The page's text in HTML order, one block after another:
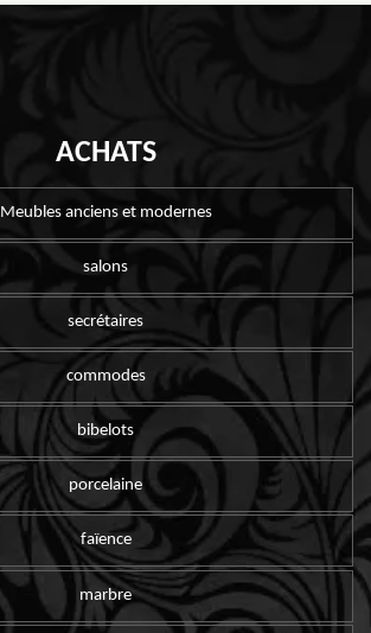
ACHATS
Meubles anciens et modernes
salons
secrétaires
commodes
bibelots
porcelaine
faïence
marbre